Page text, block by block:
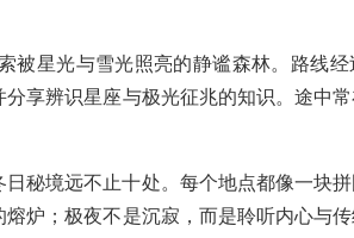
被星光与雪光照亮的静谧森林。路线
享辨识星座与极光征兆的知识。途中
秘境远不止十处。每个地点都像一块
炉；极夜不是沉寂，而是聆听内心与